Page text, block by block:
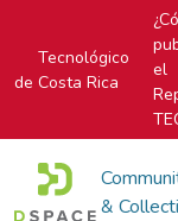
Tecnológico
de Costa Rica
el
&